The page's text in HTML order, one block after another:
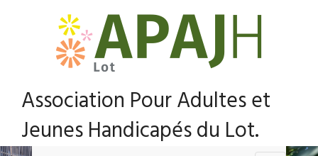
Association Pour Adultes et
Jeunes Handicapés du Lot.